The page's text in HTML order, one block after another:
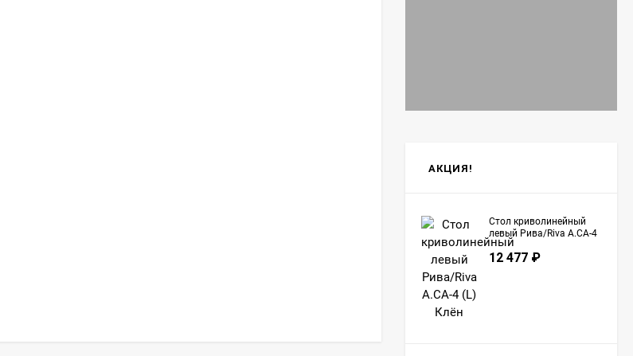
АКЦИЯ!
Стол криволинейный
левый Рива/Riva А.СА-4
(L) Клён
12 477 ₽